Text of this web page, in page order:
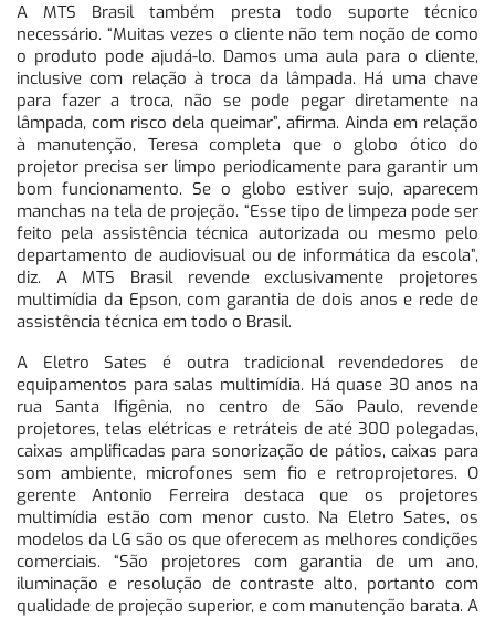
A MTS Brasil também presta todo suporte técnico
necessário. “Muitas vezes o cliente não tem noção de como
o produto pode ajudá-lo. Damos uma aula para o cliente,
inclusive com relação à troca da lâmpada. Há uma chave
para fazer a troca, não se pode pegar diretamente na
lâmpada, com risco dela queimar”, afirma. Ainda em relação
à manutenção, Teresa completa que o globo ótico do
projetor precisa ser limpo periodicamente para garantir um
bom funcionamento. Se o globo estiver sujo, aparecem
manchas na tela de projeção. “Esse tipo de limpeza pode ser
feito pela assistência técnica autorizada ou mesmo pelo
departamento de audiovisual ou de informática da escola”,
diz. A MTS Brasil revende exclusivamente projetores
multimídia da Epson, com garantia de dois anos e rede de
assistência técnica em todo o Brasil.
A Eletro Sates é outra tradicional revendedores de
equipamentos para salas multimídia. Há quase 30 anos na
rua Santa Ifigênia, no centro de São Paulo, revende
projetores, telas elétricas e retráteis de até 300 polegadas,
caixas amplificadas para sonorização de pátios, caixas para
som ambiente, microfones sem fio e retroprojetores. O
gerente Antonio Ferreira destaca que os projetores
multimídia estão com menor custo. Na Eletro Sates, os
modelos da LG são os que oferecem as melhores condições
comerciais. “São projetores com garantia de um ano,
iluminação e resolução de contraste alto, portanto com
qualidade de projeção superior, e com manutenção barata. A